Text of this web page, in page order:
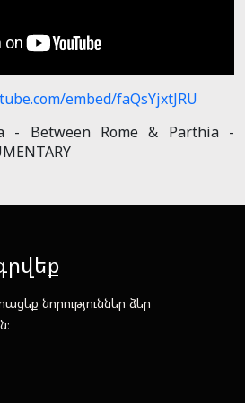
embed/faQsYjxtJRU
- Between Rome & Parthia -
նորություններ ձեր